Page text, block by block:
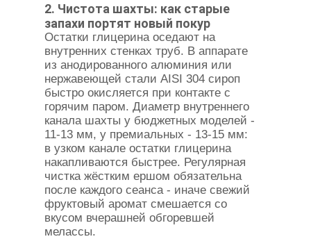
2. Чистота шахты: как старые
запахи портят новый покур
Остатки глицерина оседают на
внутренних стенках труб. В аппарате
из анодированного алюминия или
нержавеющей стали AISI 304 сироп
быстро окисляется при контакте с
горячим паром. Диаметр внутреннего
канала шахты у бюджетных моделей -
11-13 мм, у премиальных - 13-15 мм:
в узком канале остатки глицерина
накапливаются быстрее. Регулярная
чистка жёстким ершом обязательна
после каждого сеанса - иначе свежий
фруктовый аромат смешается со
вкусом вчерашней обгоревшей
мелассы.